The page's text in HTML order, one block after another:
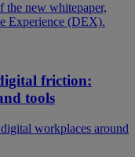
the new whitepaper,
Experience (DEX).
friction:
tools
workplaces around